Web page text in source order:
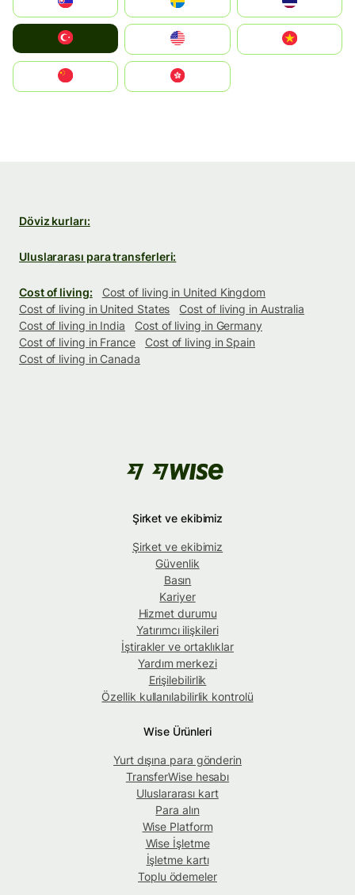
United States
中國香港特別行政區
Döviz kurları:
Uluslararası para transferleri:
Cost of living:
Cost of living in United Kingdom
Cost of living in United States
Cost of living in Australia
Cost of living in India
Cost of living in Germany
Cost of living in France
Cost of living in Spain
Cost of living in Canada
Şirket ve ekibimiz
Şirket ve ekibimiz
Güvenlik
Basın
Kariyer
Hizmet durumu
Yatırımcı ilişkileri
İştirakler ve ortaklıklar
Yardım merkezi
Erişilebilirlik
Özellik kullanılabilirlik kontrolü
Wise Ürünleri
Yurt dışına para gönderin
TransferWise hesabı
Uluslararası kart
Para alın
Wise Platform
Wise İşletme
İşletme kartı
Toplu ödemeler